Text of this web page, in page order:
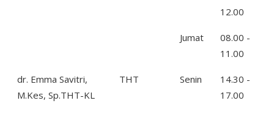
12.00
Jumat
08.00 -
11.00
dr. Emma Savitri,
M.Kes, Sp.THT-KL
THT Senin
14.30 -
17.00